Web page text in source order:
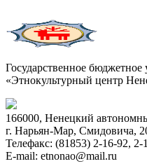
Государственное
«Этнокультурный центр
166000, Ненецкий
г. Нарьян-Мар, Смидовича,
Телефакс: (81853) 2-16-92, 2-
E-mail: etnonao@mail.ru